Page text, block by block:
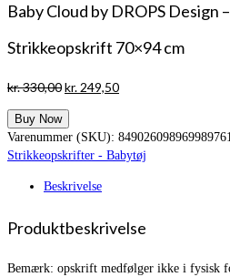
Baby Cloud by DROPS Design
Strikkeopskrift 70×94 cm
kr.330,00Den
pris
var:
kr. 330,00.
kr. 249,50Den
er:
kr. 249,50.
Buy Now
Varenummer (SKU):
Strikkeopskrifter - Babytøj
Beskrivelse
Produktbeskrivelse
Bemærk: opskrift medfølger ikke i fysisk